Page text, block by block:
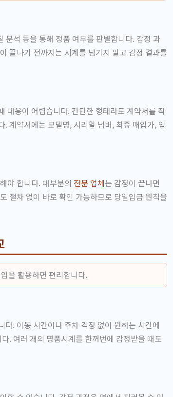
분석 등을 통해 정품 여부를 판별합니다. 감정 과
끝나기 전까지는 시계를 넘기지 말고 감정 결과를
대응이 어렵습니다. 간단한 형태라도 계약서를 작
계약서에는 모델명, 시리얼 넘버, 최종 매입가, 입
야 합니다. 대부분의 전문 업체는 감정이 끝나면
절차 없이 바로 확인 가능하므로 당일입금 원칙을
을 활용하면 편리합니다.
. 이동 시간이나 주차 걱정 없이 원하는 시간에
. 여러 개의 명품시계를 한꺼번에 감정받을 때도